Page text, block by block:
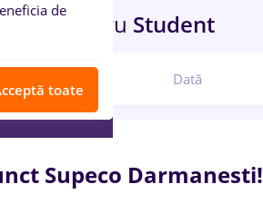
pentru Student
Dată
Supeco Darmanesti!
de
toate